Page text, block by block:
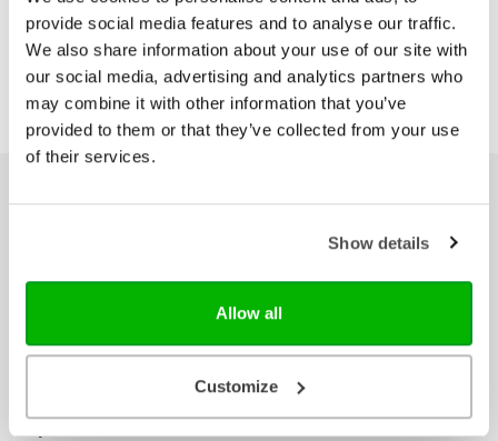
provide social media features and to analyse our traffic.
We also share information about your use of our site with
our social media, advertising and analytics partners who
may combine it with other information that you’ve
provided to them or that they’ve collected from your use
of their services.
Show details
Allow all
Customize
het gevoel en geloof • in begrijpelijke woordkeuze en
taal van nu • laagdrempelig • met een persoonlijke
insteek Formaat: 12x18 cm
Ons hele assortiment
Herziene Statenvertaling
Nieuwe Bijbelvertaling 2021
Zij Lacht